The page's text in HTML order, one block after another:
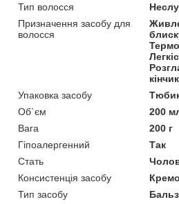
Тип волосся
Призначення засобу для
волосся
Упаковка засобу
Об`єм
200
Вага
200 г
Гіпоалергенний
Так
Стать
Консистенція засобу
Тип засобу